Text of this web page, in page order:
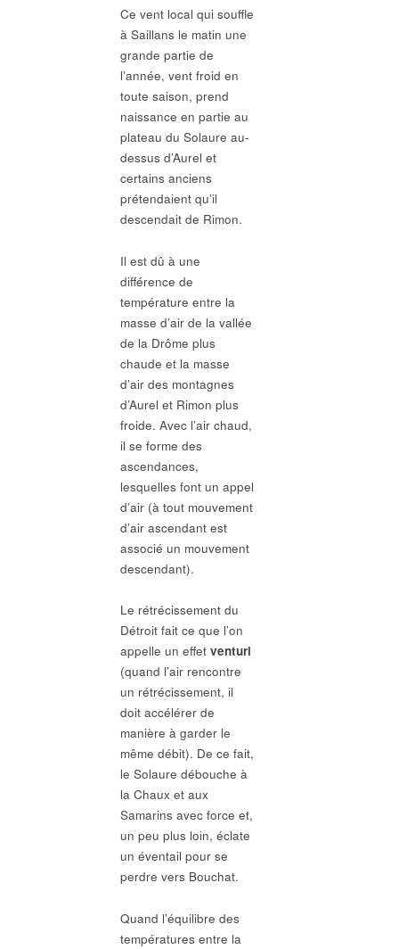
Ce vent local qui souffle
à Saillans le matin une
grande partie de
l’année, vent froid en
toute saison, prend
naissance en partie au
plateau du Solaure au-
dessus d’Aurel et
certains anciens
prétendaient qu’il
descendait de Rimon.
Il est dû à une
différence de
température entre la
masse d’air de la vallée
de la Drôme plus
chaude et la masse
d’air des montagnes
d’Aurel et Rimon plus
froide. Avec l’air chaud,
il se forme des
ascendances,
lesquelles font un appel
d’air (à tout mouvement
d’air ascendant est
associé un mouvement
descendant).
Le rétrécissement du
Détroit fait ce que l’on
appelle un effet venturi
(quand l’air rencontre
un rétrécissement, il
doit accélérer de
manière à garder le
même débit). De ce fait,
le Solaure débouche à
la Chaux et aux
Samarins avec force et,
un peu plus loin, éclate
un éventail pour se
perdre vers Bouchat.
Quand l’équilibre des
températures entre la